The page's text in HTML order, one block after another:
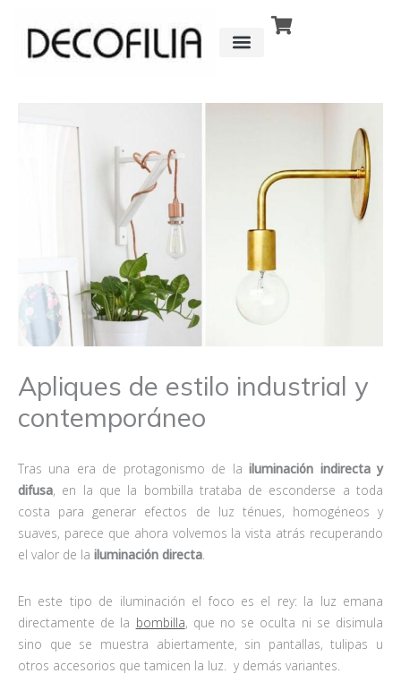
contenido
Apliques de estilo industrial y
contemporáneo
Tras una era de protagonismo de la iluminación indirecta y
difusa, en la que la bombilla trataba de esconderse a toda
costa para generar efectos de luz ténues, homogéneos y
suaves, parece que ahora volvemos la vista atrás recuperando
el valor de la iluminación directa
En este tipo de iluminación el foco es el rey: la luz emana
directamente de la bombilla, que no se oculta ni se disimula
sino que se muestra abiertamente, sin pantallas, tulipas u
otros accesorios que tamicen la luz. y demás variantes.